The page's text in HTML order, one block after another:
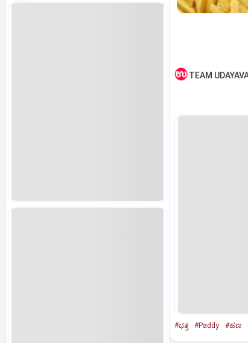
TEAM
#ಭತ್ತ #Paddy #ಹಣ